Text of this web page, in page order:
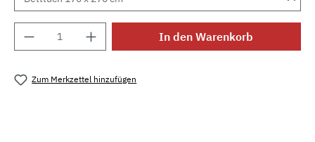
Produkt Anzahl: Gib den gewünschten
In den Warenkorb
Zum Merkzettel hinzufügen